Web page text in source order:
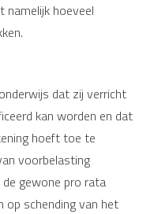
namelijk hoeveel
dat zij verricht
kan worden en dat
hoeft toe te
voorbelasting
gewone pro rata
op schending van het